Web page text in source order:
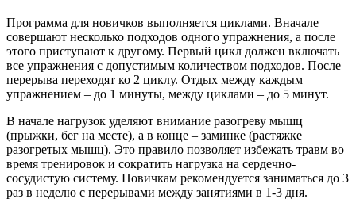
Программа для новичков выполняется циклами. Вначале
совершают несколько подходов одного упражнения, а после
этого приступают к другому. Первый цикл должен включать
все упражнения с допустимым количеством подходов. После
перерыва переходят ко 2 циклу. Отдых между каждым
упражнением – до 1 минуты, между циклами – до 5 минут.
В начале нагрузок уделяют внимание разогреву мышц
(прыжки, бег на месте), а в конце – заминке (растяжке
разогретых мышц). Это правило позволяет избежать травм во
время тренировок и сократить нагрузка на сердечно-
сосудистую систему. Новичкам рекомендуется заниматься до 3
раз в неделю с перерывами между занятиями в 1-3 дня.